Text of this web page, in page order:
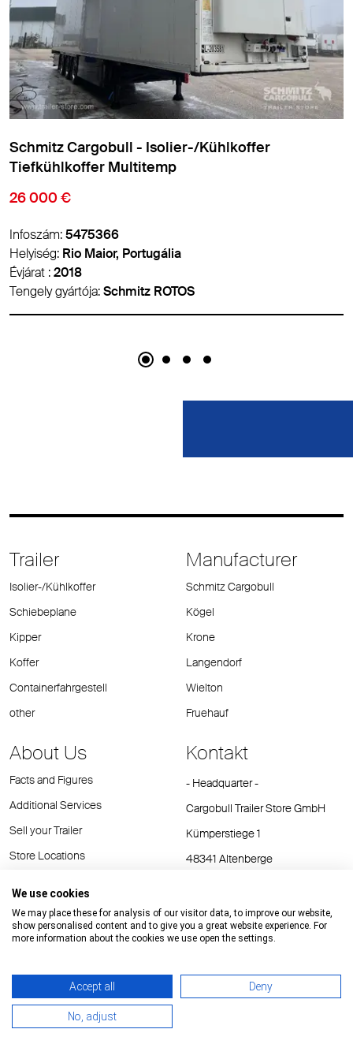
Schmitz Cargobull - Isolier-/Kühlkoffer
Tiefkühlkoffer Standard
18 900 €
Infoszám:5459626
Helyiség:Padborg, Dánia
Évjárat :2018
Tengely gyártója:Schmitz ROTOS
Trailer
Isolier-/Kühlkoffer
Schiebeplane
Kipper
Koffer
Containerfahrgestell
other
Manufacturer
Schmitz Cargobull
Kögel
Krone
Langendorf
Wielton
Fruehauf
About Us
Facts and Figures
Additional Services
Sell your Trailer
Store Locations
Kontakt
- Headquarter -
Cargobull Trailer Store GmbH
Kümperstiege 1
48341 Altenberge
E-Mail:cts@cargobull.com
Impressum / Rechtliche Hinweise Datenschutz
We use cookies
We may place these for analysis of our visitor data, to improve our website,
show personalised content and to give you a great website experience. For
more information about the cookies we use open the settings.
Accept all Deny
No, adjust